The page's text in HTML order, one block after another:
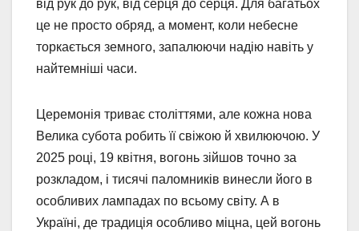
від рук до рук, від серця до серця. Для багатьох
це не просто обряд, а момент, коли небесне
торкається земного, запалюючи надію навіть у
найтемніші часи.
Церемонія триває століттями, але кожна нова
Велика субота робить її свіжою й хвилюючою. У
2025 році, 19 квітня, вогонь зійшов точно за
розкладом, і тисячі паломників винесли його в
особливих лампадах по всьому світу. А в
Україні, де традиція особливо міцна, цей вогонь